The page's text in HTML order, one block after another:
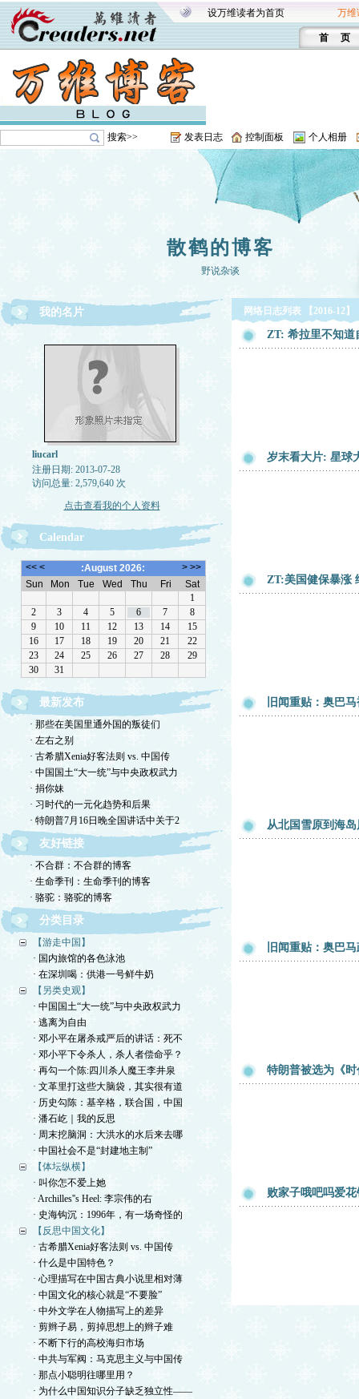
设万维读者为首页 万维
首 页
搜索>> 发表日志 控制面板 个人相册
散鹤的博客
野说杂谈
我的名片
liucarl
注册日期: 2013-07-28
访问总量: 2,579,640 次
点击查看我的个人资料
Calendar
最新发布
· 那些在美国里通外国的叛徒们
· 左右之别
· 古希腊Xenia好客法则 vs. 中国传
· 中国国土“大一统”与中央政权武力
· 捐你妹
· 习时代的一元化趋势和后果
· 特朗普7月16日晚全国讲话中关于2
友好链接
· 不合群：不合群的博客
· 生命季刊：生命季刊的博客
· 骆驼：骆驼的博客
分类目录
【游走中国】
· 国内旅馆的各色泳池
· 在深圳喝：供港一号鲜牛奶
【另类史观】
· 中国国土“大一统”与中央政权武力
· 逃离为自由
· 邓小平在屠杀戒严后的讲话：死不
· 邓小平下令杀人，杀人者偿命乎？
· 再勾一个陈:四川杀人魔王李井泉
· 文革里打这些大脑袋，其实很有道
· 历史勾陈：基辛格，联合国，中国
· 潘石屹｜我的反思
· 周末挖脑洞：大洪水的水后来去哪
· 中国社会不是“封建地主制”
【体坛纵横】
· 叫你怎不爱上她
· Archilles''s Heel: 李宗伟的右
· 史海钩沉：1996年，有一场奇怪的
【反思中国文化】
· 古希腊Xenia好客法则 vs. 中国传
· 什么是中国特色？
· 心理描写在中国古典小说里相对薄
· 中国文化的核心就是“不要脸”
· 中外文学在人物描写上的差异
· 剪辫子易，剪掉思想上的辫子难
· 不断下行的高校海归市场
· 中共与军阀：马克思主义与中国传
· 那点小聪明往哪里用？
· 为什么中国知识分子缺乏独立性——
网络日志列表 【2016-12】
ZT: 希拉里不知道
岁末看大片: 星球
ZT:美国健保暴涨
旧闻重贴：奥巴
从北国雪原到海
旧闻重贴：奥巴
特朗普被选为《
败家子哦吧吗爱